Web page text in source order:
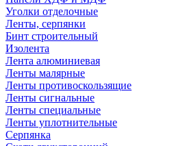
Уголки отделочные
Ленты, серпянки
Бинт строительный
Изолента
Лента алюминиевая
Ленты малярные
Ленты противоскользящие
Ленты сигнальные
Ленты специальные
Ленты уплотнительные
Серпянка